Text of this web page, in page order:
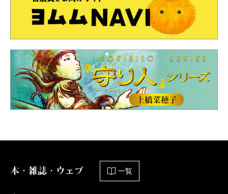
本・雑誌・ウェブ 一覧